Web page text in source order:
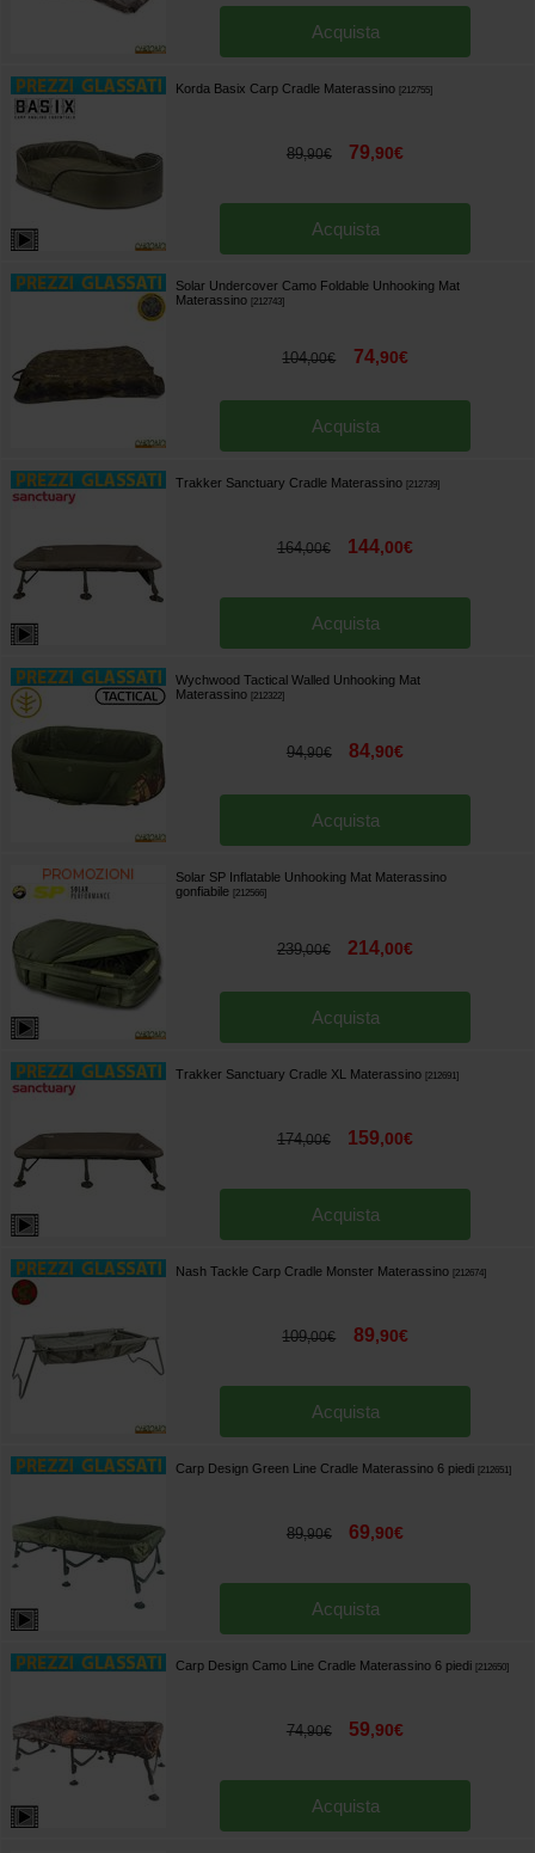
Acquista
Korda Basix Carp Cradle Materassino [212755]
89,90€ 79,90€
Acquista
Solar Undercover Camo Foldable Unhooking Mat
Materassino [212743]
104,00€ 74,90€
Acquista
Trakker Sanctuary Cradle Materassino [212739]
164,00€ 144,00€
Acquista
Wychwood Tactical Walled Unhooking Mat
Materassino [212322]
94,90€ 84,90€
Acquista
Solar SP Inflatable Unhooking Mat Materassino
gonfiabile [212566]
239,00€ 214,00€
Acquista
Trakker Sanctuary Cradle XL Materassino [212691]
174,00€ 159,00€
Acquista
Nash Tackle Carp Cradle Monster Materassino [212674]
109,00€ 89,90€
Acquista
Carp Design Green Line Cradle Materassino 6 piedi [212651]
89,90€ 69,90€
Acquista
Carp Design Camo Line Cradle Materassino 6 piedi [212650]
74,90€ 59,90€
Acquista